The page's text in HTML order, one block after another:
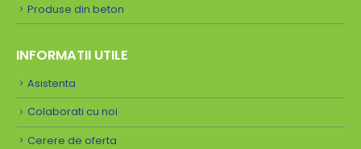
Produse din beton
INFORMATII UTILE
Asistenta
Colaborati cu noi
Cerere de oferta